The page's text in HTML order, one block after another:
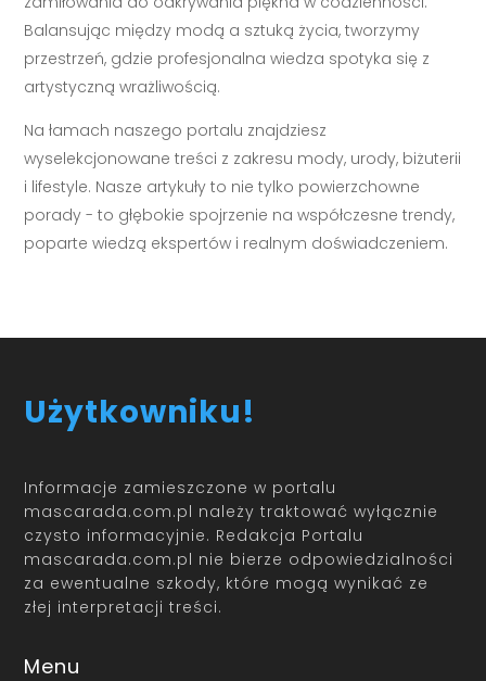
Balansując między modą a sztuką życia, tworzymy
przestrzeń, gdzie profesjonalna wiedza spotyka się z
artystyczną wrażliwością.
Na łamach naszego portalu znajdziesz
wyselekcjonowane treści z zakresu mody, urody, biżuterii
i lifestyle. Nasze artykuły to nie tylko powierzchowne
porady - to głębokie spojrzenie na współczesne trendy,
poparte wiedzą ekspertów i realnym doświadczeniem.
Użytkowniku!
Informacje zamieszczone w portalu
mascarada.com.pl należy traktować wyłącznie
czysto informacyjnie. Redakcja Portalu
mascarada.com.pl nie bierze odpowiedzialności
za ewentualne szkody, które mogą wynikać ze
złej interpretacji treści.
Menu